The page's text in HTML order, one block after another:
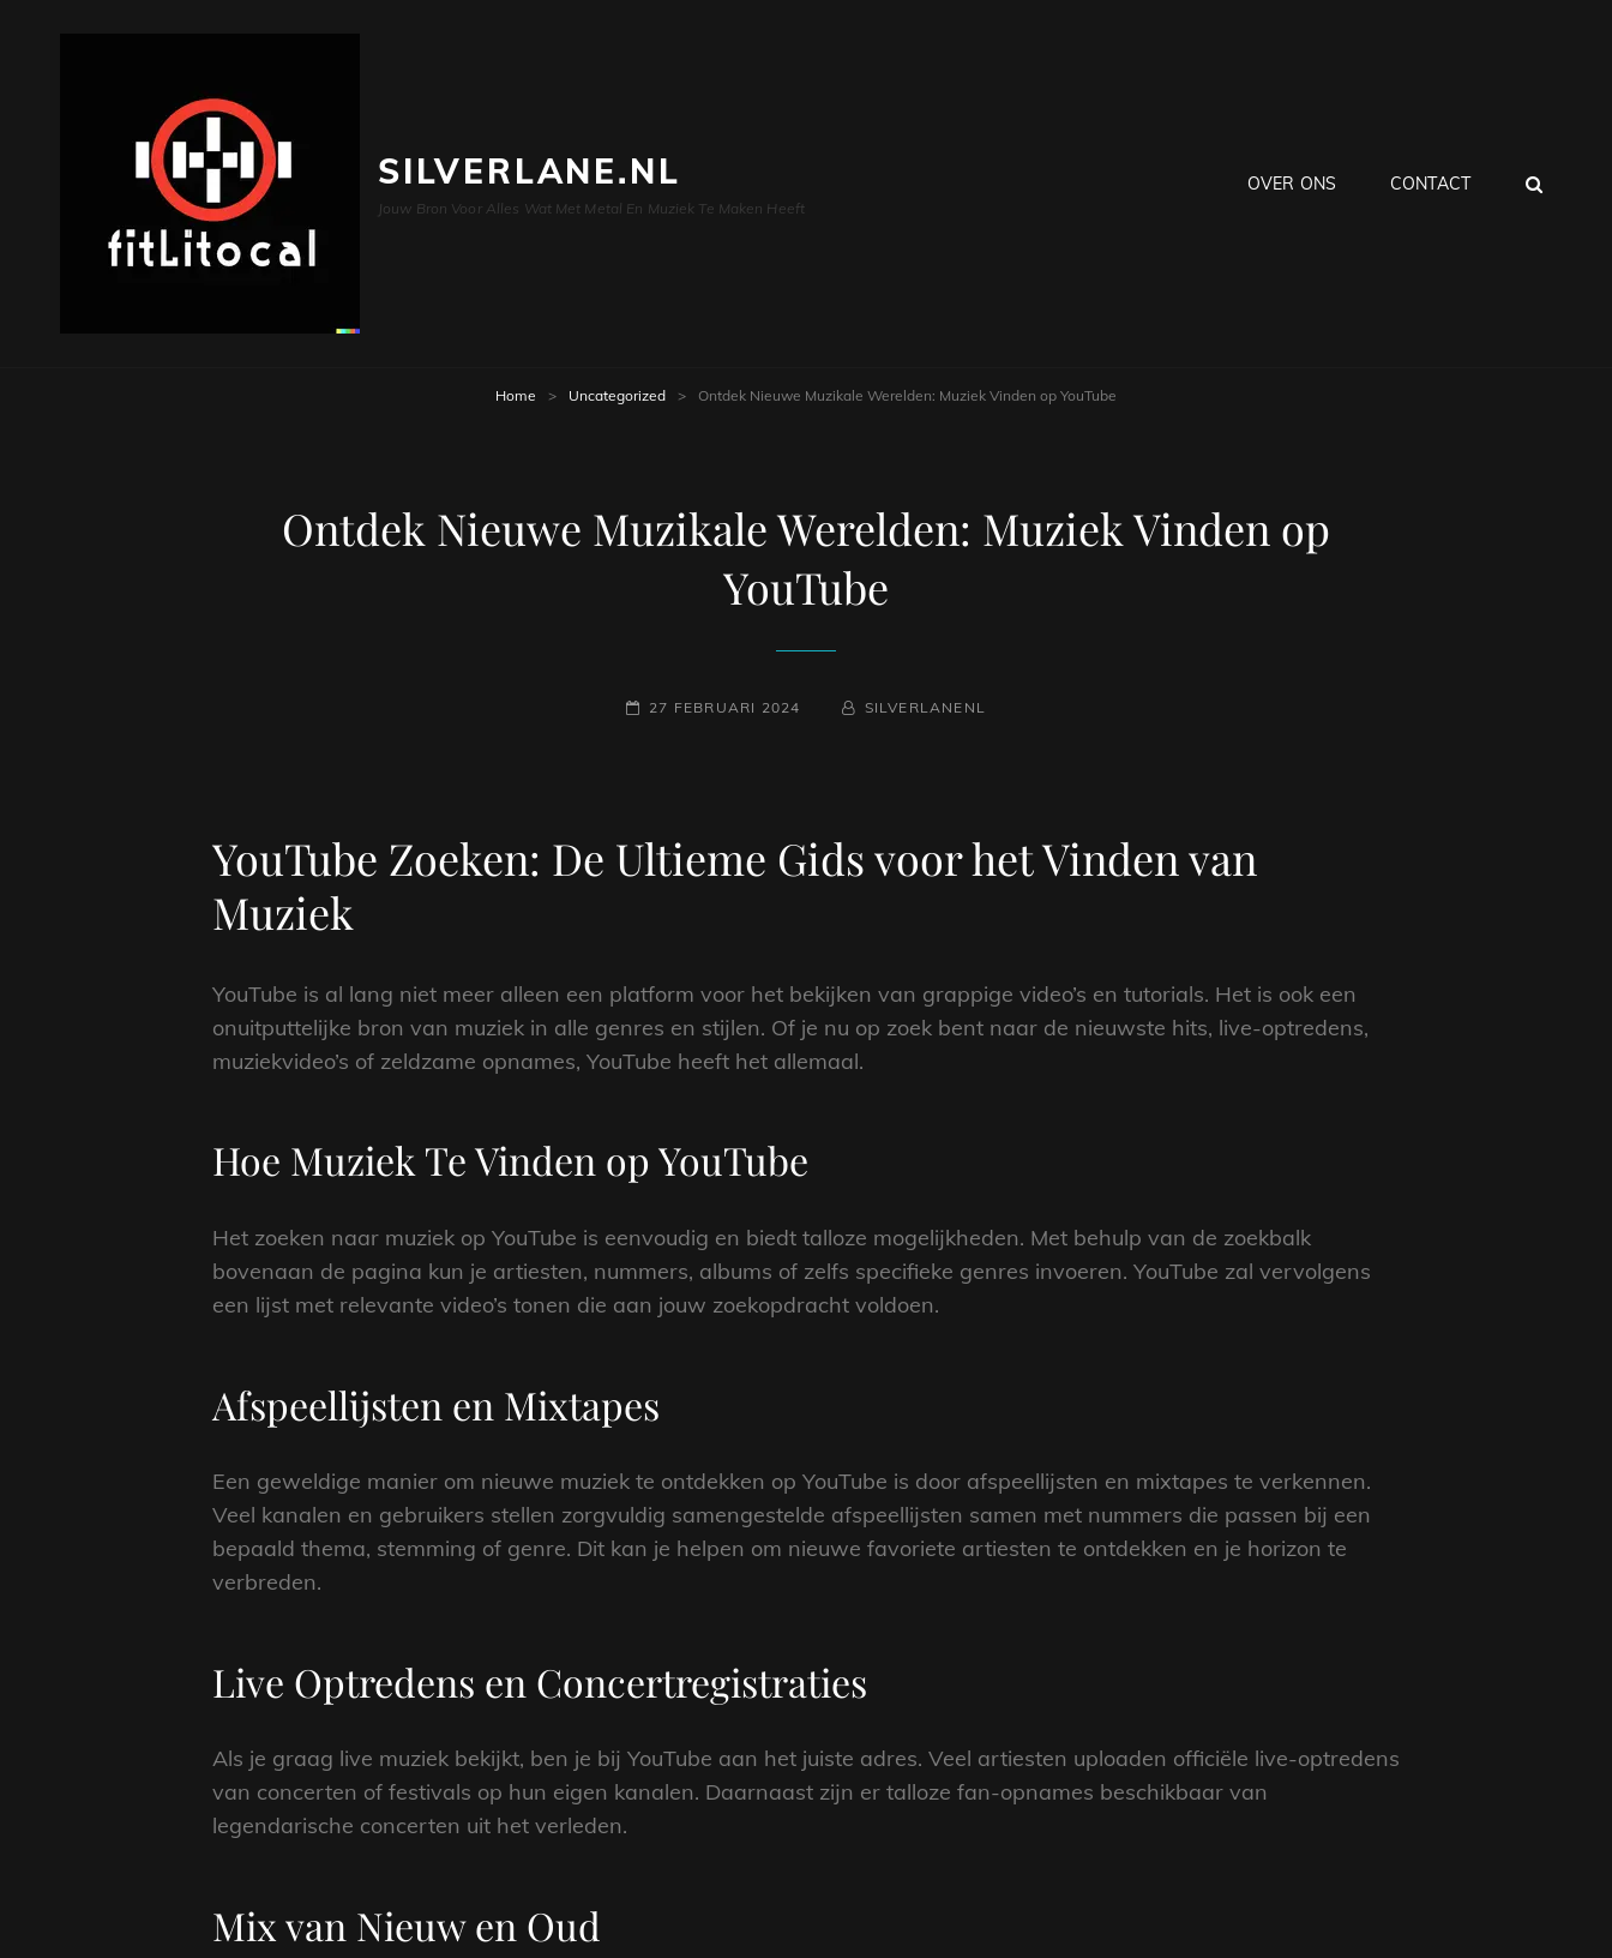
SILVERLANE.NL
Jouw Bron Voor Alles Wat Met Metal En Muziek Te Maken Heeft
OVER ONS CONTACT
Home > Uncategorized > Ontdek Nieuwe Muzikale Werelden: Muziek Vinden op YouTube
Ontdek Nieuwe Muzikale Werelden: Muziek Vinden op
YouTube
GEPLAATST
27 FEBRUARI 2024 NAAMREGEL
BYLINE
SILVERLANENL
YouTube Zoeken: De Ultieme Gids voor het Vinden van
Muziek
YouTube is al lang niet meer alleen een platform voor het bekijken van grappige video’s en tutorials. Het is ook een
onuitputtelijke bron van muziek in alle genres en stijlen. Of je nu op zoek bent naar de nieuwste hits, live-optredens,
muziekvideo’s of zeldzame opnames, YouTube heeft het allemaal.
Hoe Muziek Te Vinden op YouTube
Het zoeken naar muziek op YouTube is eenvoudig en biedt talloze mogelijkheden. Met behulp van de zoekbalk
bovenaan de pagina kun je artiesten, nummers, albums of zelfs specifieke genres invoeren. YouTube zal vervolgens
een lijst met relevante video’s tonen die aan jouw zoekopdracht voldoen.
Afspeellijsten en Mixtapes
Een geweldige manier om nieuwe muziek te ontdekken op YouTube is door afspeellijsten en mixtapes te verkennen.
Veel kanalen en gebruikers stellen zorgvuldig samengestelde afspeellijsten samen met nummers die passen bij een
bepaald thema, stemming of genre. Dit kan je helpen om nieuwe favoriete artiesten te ontdekken en je horizon te
verbreden.
Live Optredens en Concertregistraties
Als je graag live muziek bekijkt, ben je bij YouTube aan het juiste adres. Veel artiesten uploaden officiële live-optredens
van concerten of festivals op hun eigen kanalen. Daarnaast zijn er talloze fan-opnames beschikbaar van
legendarische concerten uit het verleden.
Mix van Nieuw en Oud